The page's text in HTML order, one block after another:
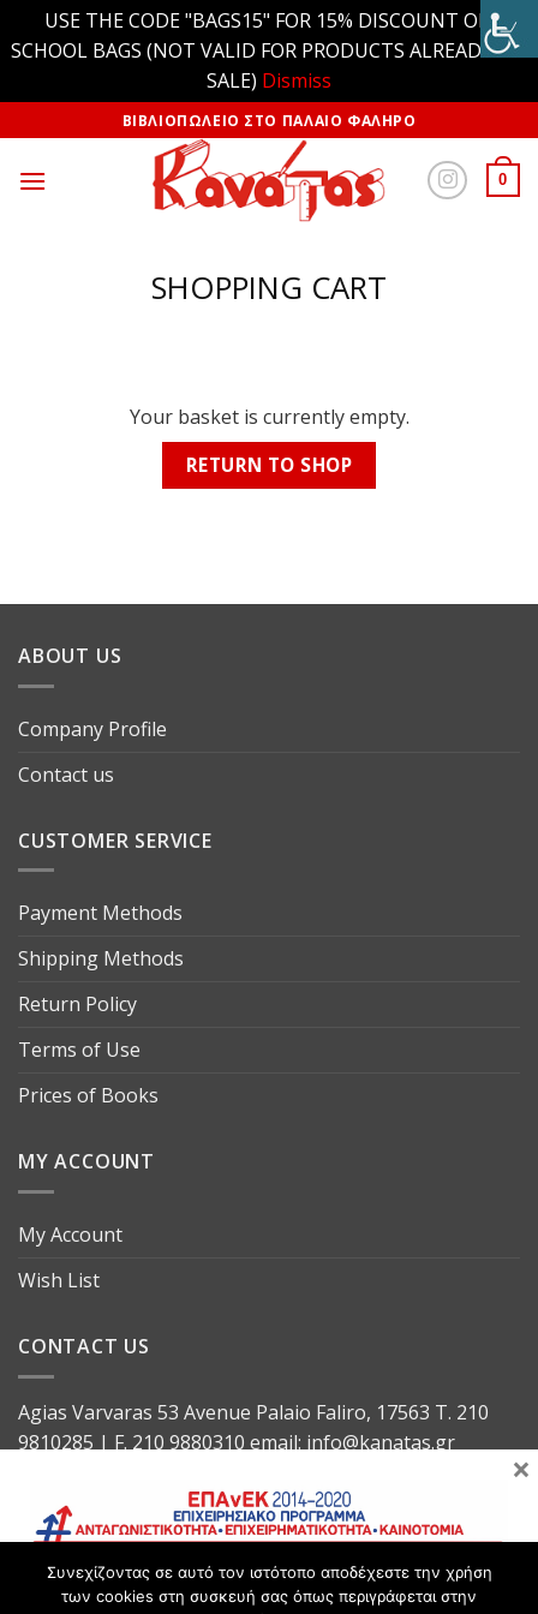
USE THE CODE "BAGS15" FOR 15% DISCOUNT ON
SCHOOL BAGS (NOT VALID FOR PRODUCTS ALREADY ON
SALE) Dismiss
ΒΙΒΛΙΟΠΩΛΕΙΟ ΣΤΟ ΠΑΛΑΙΟ ΦΑΛΗΡΟ
0
SHOPPING CART
Your basket is currently empty.
RETURN TO SHOP
ABOUT US
Company Profile
Contact us
CUSTOMER SERVICE
Payment Methods
Shipping Methods
Return Policy
Terms of Use
Prices of Books
MY ACCOUNT
My Account
Wish List
CONTACT US
Agias Varvaras 53 Avenue Palaio Faliro, 17563 T. 210
9810285 | F. 210 9880310 email: info@kanatas.gr
Συνεχίζοντας σε αυτό τον ιστότοπο αποδέχεστε την χρήση
των cookies στη συσκευή σας όπως περιγράφεται στην
×